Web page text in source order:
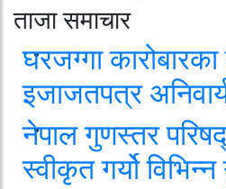
ताजा समाचार
घरजग्गा कारोबारका
इजाजतपत्र
नेपाल गुणस्तर
स्वीकृत गर्यो